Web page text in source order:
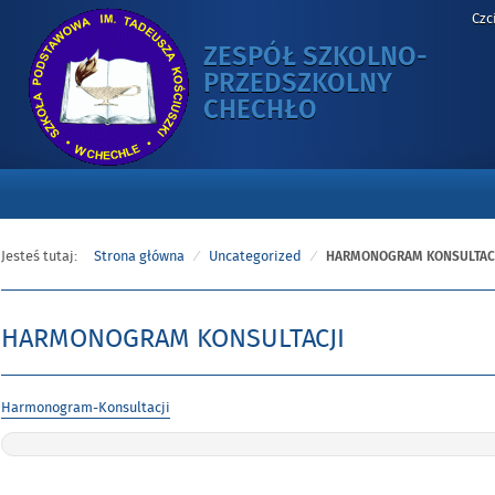
ZESPÓŁ SZKOLNO-
PRZEDSZKOLNY
CHECHŁO
KONSULTACJI
Jesteś tutaj: Strona główna Uncategorized HARMONOGRAM
HARMONOGRAM KONSULTACJI
Opublikowano
dniu
Harmonogram-Konsultacji